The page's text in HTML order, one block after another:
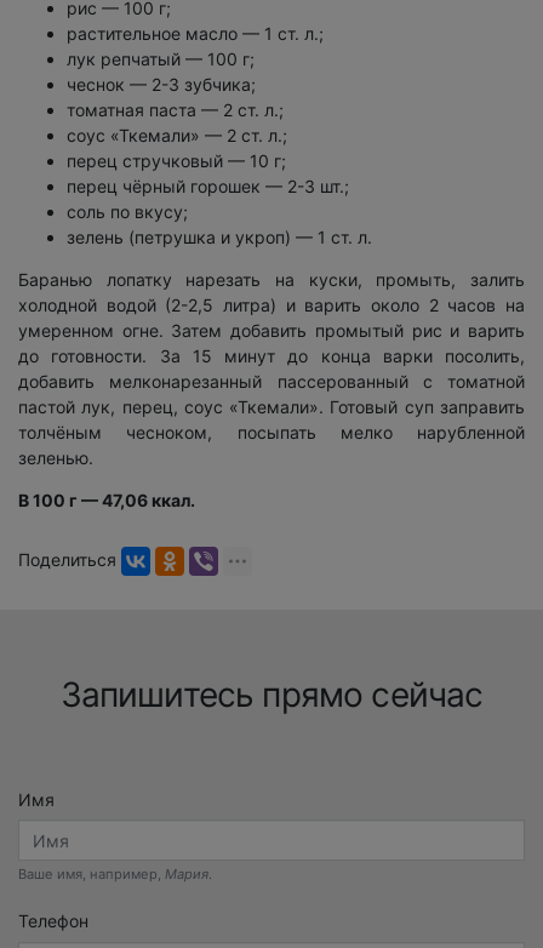
рис — 100 г;
растительное масло — 1 ст. л.;
лук репчатый — 100 г;
чеснок — 2-3 зубчика;
томатная паста — 2 ст. л.;
соус «Ткемали» — 2 ст. л.;
перец стручковый — 10 г;
перец чёрный горошек — 2-3 шт.;
соль по вкусу;
зелень (петрушка и укроп) — 1 ст. л.
Баранью лопатку нарезать на куски, промыть, залить
холодной водой (2-2,5 литра) и варить около 2 часов на
умеренном огне. Затем добавить промытый рис и варить
до готовности. За 15 минут до конца варки посолить,
добавить мелконарезанный пассерованный с томатной
пастой лук, перец, соус «Ткемали». Готовый суп заправить
толчёным чесноком, посыпать мелко нарубленной
зеленью.
В 100 г — 47,06 ккал.
Поделиться
Запишитесь прямо сейчас
Имя
Ваше имя, например, Мария.
Телефон